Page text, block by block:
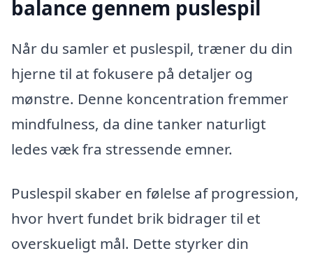
balance gennem puslespil
Når du samler et puslespil, træner du din
hjerne til at fokusere på detaljer og
mønstre. Denne koncentration fremmer
mindfulness, da dine tanker naturligt
ledes væk fra stressende emner.
Puslespil skaber en følelse af progression,
hvor hvert fundet brik bidrager til et
overskueligt mål. Dette styrker din